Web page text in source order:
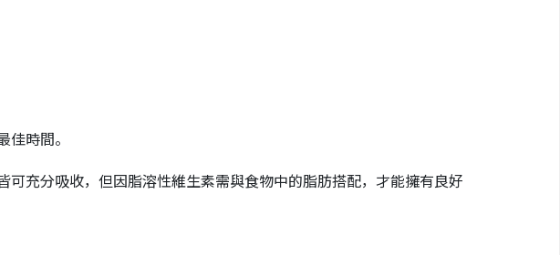
時間。
充分吸收，但因脂溶性維生素需與食物中的脂肪搭配，才能擁有良好